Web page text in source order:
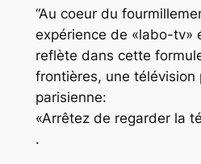
“Au coeur du
expérience de «labo-tv»
reflète dans cette
frontières, une télévision
parisienne:
«Arrêtez de regarder la
.